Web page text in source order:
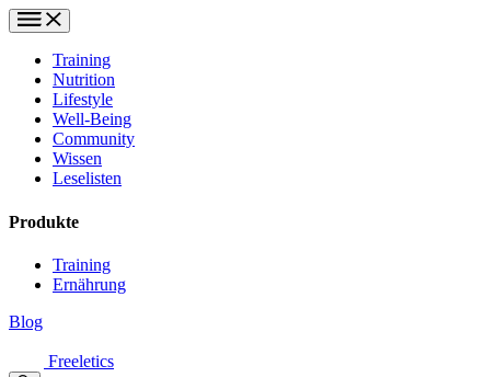
Training
Nutrition
Lifestyle
Well-Being
Community
Wissen
Leselisten
Produkte
Training
Ernährung
Blog
Freeletics